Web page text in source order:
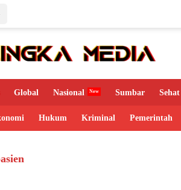
Global Nasional Sumbar Sehat
Hukum Kriminal Pemerintah